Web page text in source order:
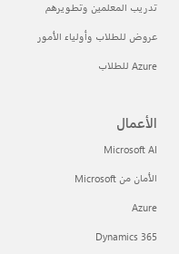
تدريب المعلمين وتطويرهم
عروض للطلاب وأولياء الأمور
Azure للطلاب
الأعمال
Microsoft AI
الأمان من Microsoft
Azure
Dynamics 365